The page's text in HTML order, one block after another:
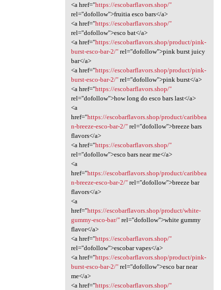
<a href="https://escobarflavors.shop/"
rel="dofollow">fruitia esco bars</a>
<a href="https://escobarflavors.shop/"
rel="dofollow">esco bat</a>
<a href="https://escobarflavors.shop/product/pink-
burst-esco-bar-2/"rel="dofollow">pink burst juicy
bar</a>
<a href="https://escobarflavors.shop/product/pink-
burst-esco-bar-2/"rel="dofollow">pink burst</a>
<a href="https://escobarflavors.shop/"
rel="dofollow">how long do esco bars last</a>
<a
href="https://escobarflavors.shop/product/caribbea
n-breeze-esco-bar-2/"rel="dofollow">breeze bars
flavors</a>
<a href="https://escobarflavors.shop/"
rel="dofollow">esco bars near me</a>
<a
href="https://escobarflavors.shop/product/caribbea
n-breeze-esco-bar-2/"rel="dofollow">breeze bar
flavors</a>
<a
href="https://escobarflavors.shop/product/white-
gummy-esco-bar/"rel="dofollow">white gummy
flavor</a>
<a href="https://escobarflavors.shop/"
rel="dofollow">escobar vapes</a>
<a href="https://escobarflavors.shop/product/pink-
burst-esco-bar-2/"rel="dofollow">esco bar near
me</a>
<a href="https://escobarflavors.shop/"